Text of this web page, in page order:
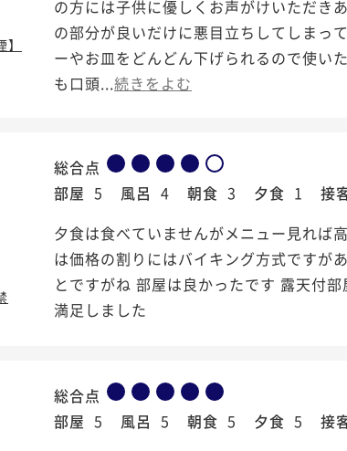
の方には子供に優しくお声がけいただき
の部分が良いだけに悪目立ちしてしまっ
ーやお皿をどんどん下げられるので使い
も口頭...続きをよむ
総合点
部屋 5 風呂 4 朝食 3 夕食 1 接
夕食は食べていませんがメニュー見れば
は価格の割りにはバイキング方式ですが
とですがね 部屋は良かったです 露天付
満足しました
総合点
部屋 5 風呂 5 朝食 5 夕食 5 接